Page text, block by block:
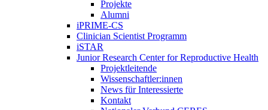
Projekte
Alumni
iPRIME-CS
Clinician Scientist Programm
iSTAR
Junior Research Center for Reproductive Health
Projektleitende
Wissenschaftler:innen
News für Interessierte
Kontakt